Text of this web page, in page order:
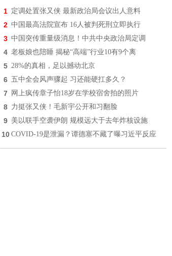
1 定调处置张又侠 最新政治局会议出人意料
2 中国最高法院宣布 16人被判死刑立即执行
3 中国突传重量级消息！中共中央政治局定调
4 老板娘也陪睡 揭秘“高端”行业10有9个离
5 28%的真相，足以撼动北京
6 五中全会风声骤起 习还能硬扛多久？
7 网上疯传章子怡18岁在学校宿舍拍的照片
8 力挺张又侠！毛新宇公开和习翻脸
9 美以联手空袭伊朗 规模远大于去年炸核设施
10 COVID-19是泄漏？谭德塞不藏了曝习近平反应